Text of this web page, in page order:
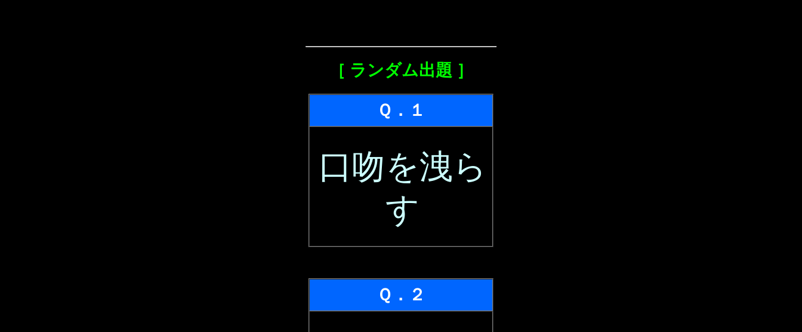
［ ランダム出題 ］
Ｑ．１
口吻を洩ら
す
Ｑ．２